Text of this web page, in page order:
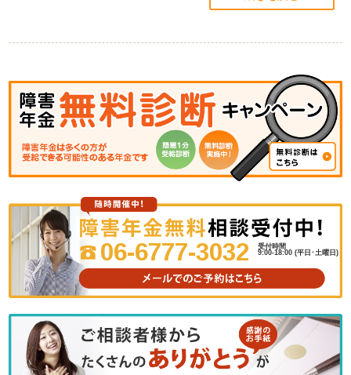
06-6777-3032
受付時間
9:00-18:00 (平日･土曜日)